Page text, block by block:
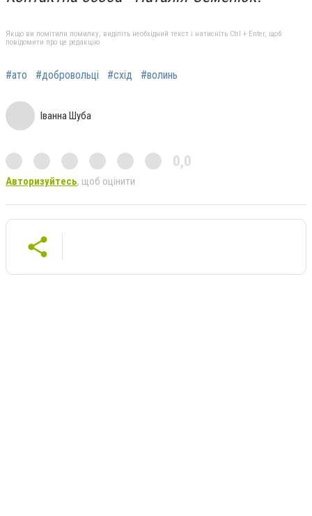
Якщо ви помітили помилку, виділіть необхідний текст і натисніть Ctrl + Enter, щоб
повідомити про це редакцію
#ато #добровольці #схід #волинь
Іванна Шуба
0,0
Авторизуйтесь, щоб оцінити